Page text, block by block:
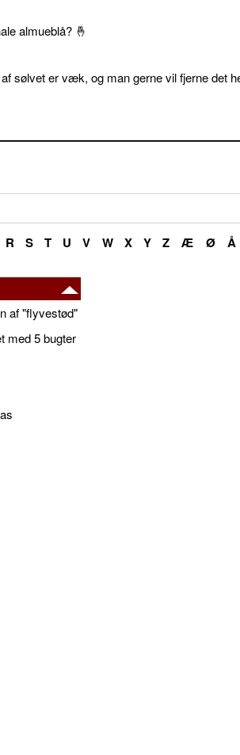
almueblå? 🤞
sølvet er væk, og man gerne vil fjerne det
R S T U V W X Y Z Æ Ø Å
af "flyvestød"
med 5 bugter